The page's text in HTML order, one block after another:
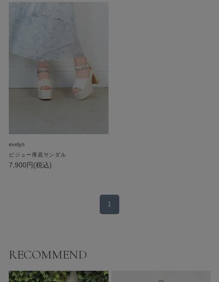
evelyn
ビジュー厚底サンダル
7,900円(税込)
1
RECOMMEND